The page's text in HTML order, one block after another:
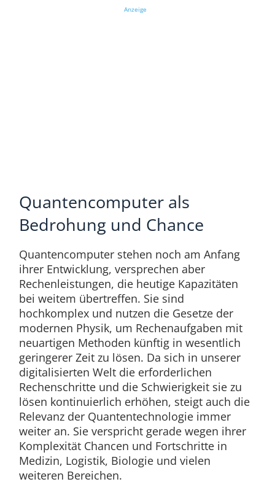
Anzeige
Quantencomputer als
Bedrohung und Chance
Quantencomputer stehen noch am Anfang
ihrer Entwicklung, versprechen aber
Rechenleistungen, die heutige Kapazitäten
bei weitem übertreffen. Sie sind
hochkomplex und nutzen die Gesetze der
modernen Physik, um Rechenaufgaben mit
neuartigen Methoden künftig in wesentlich
geringerer Zeit zu lösen. Da sich in unserer
digitalisierten Welt die erforderlichen
Rechenschritte und die Schwierigkeit sie zu
lösen kontinuierlich erhöhen, steigt auch die
Relevanz der Quantentechnologie immer
weiter an. Sie verspricht gerade wegen ihrer
Komplexität Chancen und Fortschritte in
Medizin, Logistik, Biologie und vielen
weiteren Bereichen.